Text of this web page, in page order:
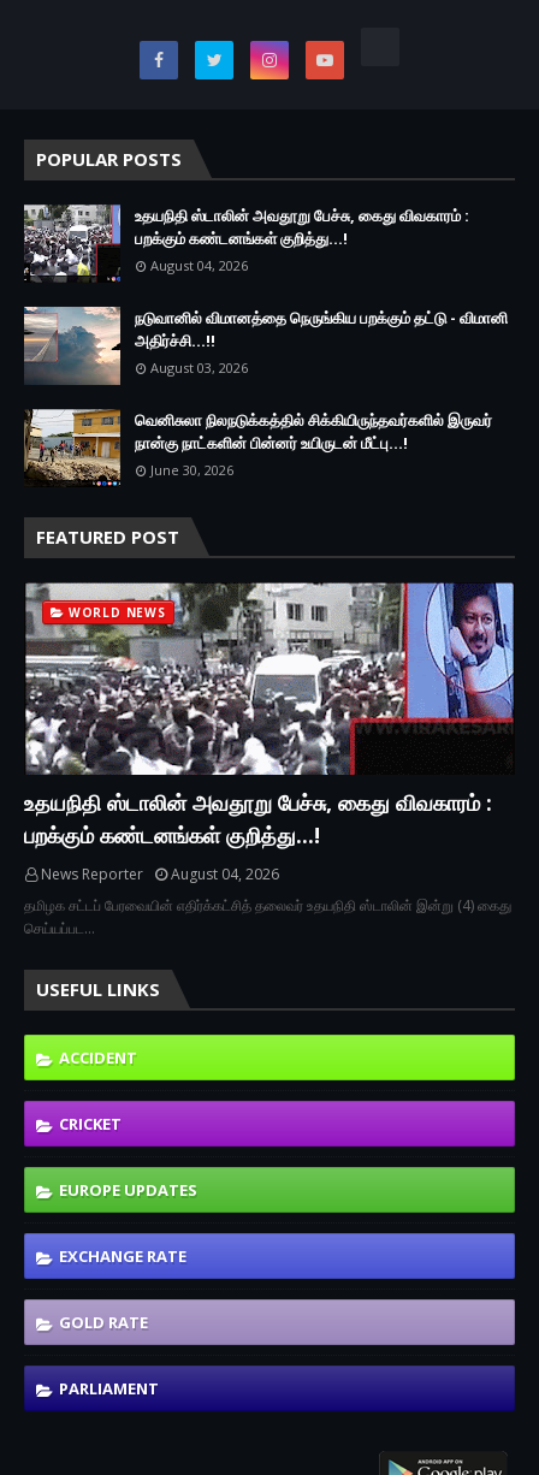
POPULAR POSTS
உதயநிதி ஸ்டாலின் அவதூறு பேச்சு, கைது விவகாரம் :
பறக்கும் கண்டனங்கள் குறித்து...!
August 04, 2026
நடுவானில் விமானத்தை நெருங்கிய பறக்கும் தட்டு - விமானி
அதிர்ச்சி...!!
August 03, 2026
வெனிசுலா நிலநடுக்கத்தில் சிக்கியிருந்தவர்களில் இருவர்
நான்கு நாட்களின் பின்னர் உயிருடன் மீட்பு...!
June 30, 2026
FEATURED POST
WORLD NEWS
உதயநிதி ஸ்டாலின் அவதூறு பேச்சு, கைது விவகாரம் :
பறக்கும் கண்டனங்கள் குறித்து...!
News Reporter
August 04, 2026
தமிழக சட்டப் பேரவையின் எதிர்க்கட்சித் தலைவர் உதயநிதி ஸ்டாலின் இன்று (4) கைது
செய்யப்பட…
USEFUL LINKS
ACCIDENT
CRICKET
EUROPE UPDATES
EXCHANGE RATE
GOLD RATE
PARLIAMENT